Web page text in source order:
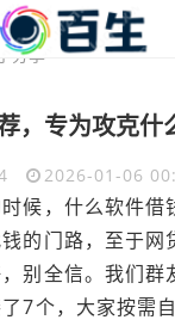
分享
2026-01-06
候，什么软件借
的门路，至于网
别全信。我们群
7个，大家按需